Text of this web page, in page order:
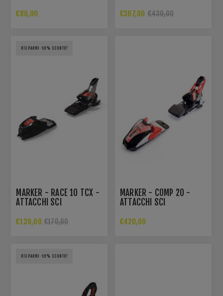
€80,00 €367,00 €430,00
RISPARMI -18% SCONTO!
MARKER - RACE 10 TCX -
ATTACCHI SCI
€139,00 €170,00
MARKER - COMP 20 -
ATTACCHI SCI
€420,00
RISPARMI -19% SCONTO!